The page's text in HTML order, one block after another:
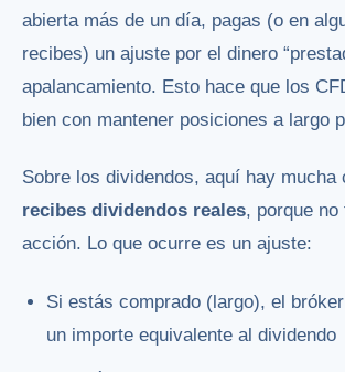
abierta más de un día, pagas (o en
recibes) un ajuste por el dinero
apalancamiento. Esto hace que los
bien con mantener posiciones a largo
Sobre los dividendos, aquí hay mucha
recibes dividendos reales, porque no
acción. Lo que ocurre es un ajuste:
Si estás comprado (largo), el
un importe equivalente al dividendo